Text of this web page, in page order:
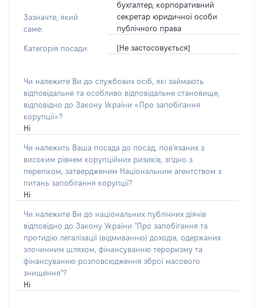
Зазначте, який
саме:
бухгалтер, корпоративний
секретар юридичної особи
публічного права
Категорія посади: [Не застосовується]
Чи належите Ви до службових осіб, які займають
відповідальне та особливо відповідальне становище,
відповідно до Закону України «Про запобігання
корупції»?
Ні
Чи належить Ваша посада до посад, пов'язаних з
високим рівнем корупційних ризиків, згідно з
переліком, затвердженим Національним агентством з
питань запобігання корупції?
Ні
Чи належите Ви до національних публічних діячів
відповідно до Закону України "Про запобігання та
протидію легалізації (відмиванню) доходів, одержаних
злочинним шляхом, фінансуванню тероризму та
фінансуванню розповсюдження зброї масового
знищення"?
Ні